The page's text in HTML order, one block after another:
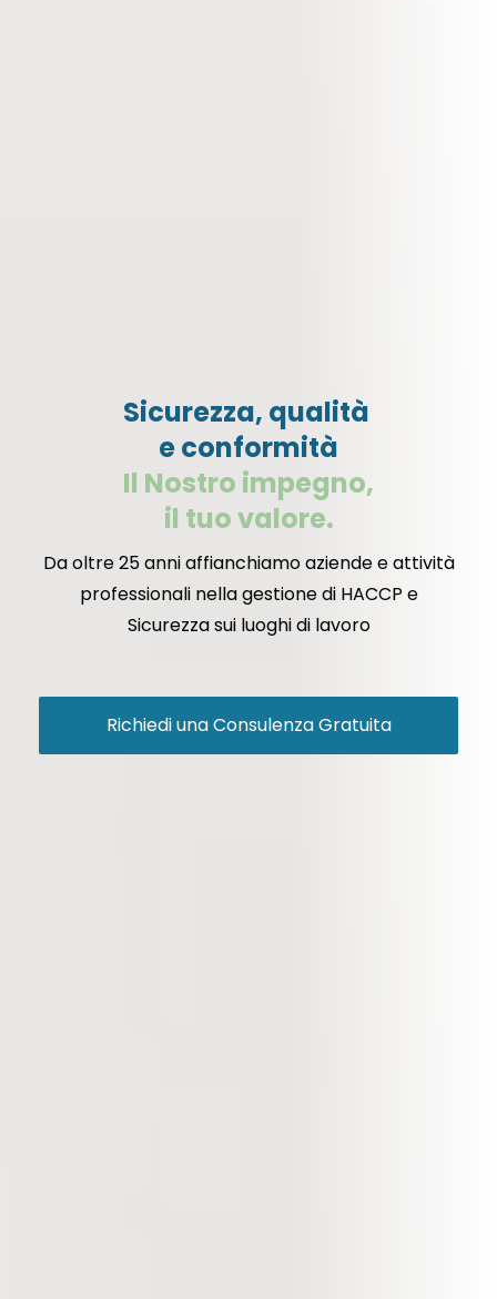
Sicurezza, qualità
e conformità
Il Nostro impegno,
il tuo valore.
Da oltre 25 anni affianchiamo aziende e attività
professionali nella gestione di HACCP e
Sicurezza sui luoghi di lavoro
Richiedi una Consulenza Gratuita